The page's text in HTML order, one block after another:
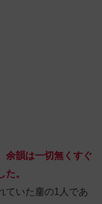
余韻は一切無くすぐ
。
ていた鏖の1人であ